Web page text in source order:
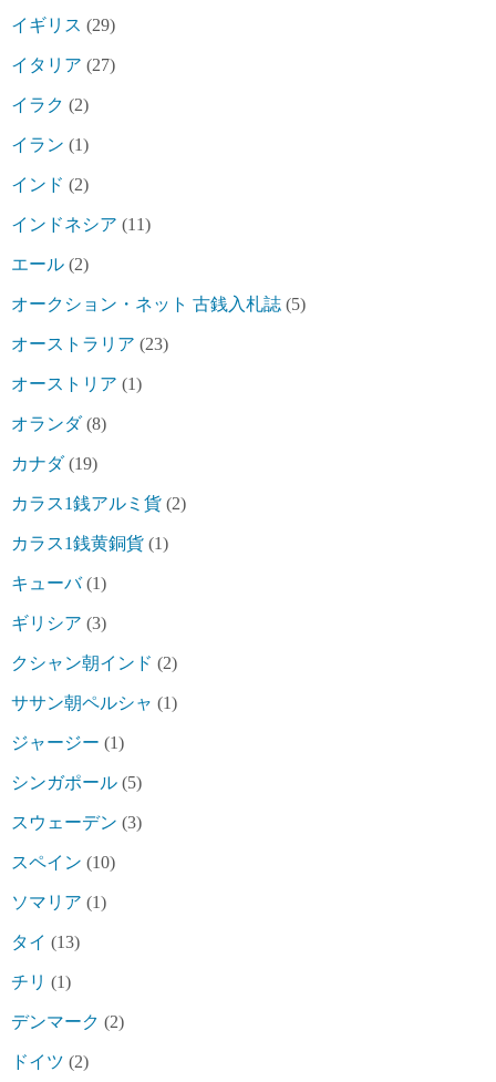
イギリス (29)
イタリア (27)
イラク (2)
イラン (1)
インド (2)
インドネシア (11)
エール (2)
オークション・ネット 古銭入札誌 (5)
オーストラリア (23)
オーストリア (1)
オランダ(8)
カナダ(19)
カラス1銭アルミ貨 (2)
カラス1銭黄銅貨 (1)
キューバ(1)
ギリシア (3)
クシャン朝インド (2)
ササン朝ペルシャ (1)
ジャージー (1)
シンガポール (5)
スウェーデン (3)
スペイン (10)
ソマリア (1)
タイ (13)
チリ (1)
デンマーク (2)
ドイツ (2)